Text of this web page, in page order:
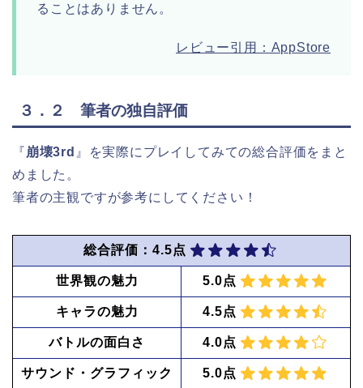
ることはありません。
レビュー引用：AppStore
３．２ 筆者の独自評価
『 崩壊3rd 』を実際にプレイしてみての総合評価をまと
めました。
筆者の主観ですが参考にしてください！
総合評価：4.5点
世界観の魅力 5.0点
キャラの魅力 4.5点
バトルの面白さ 4.0点
サウンド・グラフィック 5.0点